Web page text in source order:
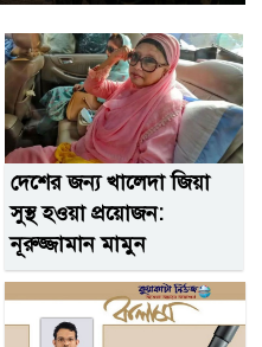
দেশের জন‌্য খালেদা জিয়া
সুস্থ হওয়া প্রয়োজন:
নূরুজ্জামান মামুন